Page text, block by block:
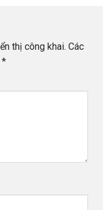
thị công khai. Các
*